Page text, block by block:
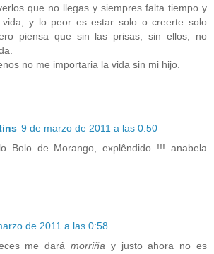
que no llegas y siempres falta tiempo y
vida, y lo peor es estar solo o creerte solo
piensa que sin las prisas, sin ellos, no
no me importaria la vida sin mi hijo.
9 de marzo de 2011 a las 0:50
Bolo de Morango, explêndido !!! anabela
de 2011 a las 0:58
me dará morriña y justo ahora no es